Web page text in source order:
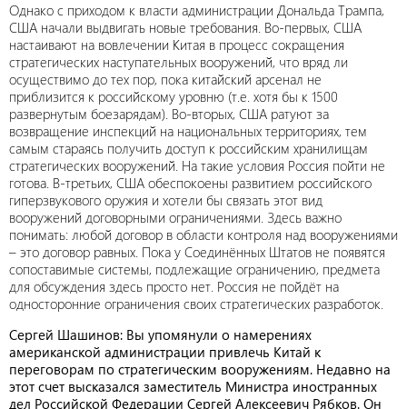
Однако с приходом к власти администрации Дональда Трампа,
США начали выдвигать новые требования. Во-первых, США
настаивают на вовлечении Китая в процесс сокращения
стратегических наступательных вооружений, что вряд ли
осуществимо до тех пор, пока китайский арсенал не
приблизится к российскому уровню (т.е. хотя бы к 1500
развернутым боезарядам). Во-вторых, США ратуют за
возвращение инспекций на национальных территориях, тем
самым стараясь получить доступ к российским хранилищам
стратегических вооружений. На такие условия Россия пойти не
готова. В-третьих, США обеспокоены развитием российского
гиперзвукового оружия и хотели бы связать этот вид
вооружений договорными ограничениями. Здесь важно
понимать: любой договор в области контроля над вооружениями
– это договор равных. Пока у Соединённых Штатов не появятся
сопоставимые системы, подлежащие ограничению, предмета
для обсуждения здесь просто нет. Россия не пойдёт на
односторонние ограничения своих стратегических разработок.
Сергей Шашинов: Вы упомянули о намерениях
американской администрации привлечь Китай к
переговорам по стратегическим вооружениям. Недавно на
этот счет высказался заместитель Министра иностранных
дел Российской Федерации Сергей Алексеевич Рябков. Он